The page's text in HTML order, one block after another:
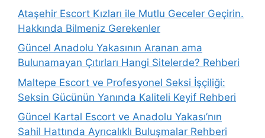
Ataşehir Escort Kızları ile Mutlu Geceler Geçirin.
Hakkında Bilmeniz Gerekenler
Güncel Anadolu Yakasının Aranan ama
Bulunamayan Çıtırları Hangi Sitelerde? Rehberi
Maltepe Escort ve Profesyonel Seksi İşçiliği:
Seksin Gücünün Yanında Kaliteli Keyif Rehberi
Güncel Kartal Escort ve Anadolu Yakası’nın
Sahil Hattında Ayrıcalıklı Buluşmalar Rehberi